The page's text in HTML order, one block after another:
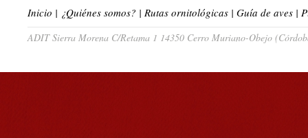
Inicio | ¿Quiénes somos? | Rutas ornitológicas | Guía de aves |
ADIT Sierra Morena C/Retama 1 14350 Cerro Muriano-Obejo